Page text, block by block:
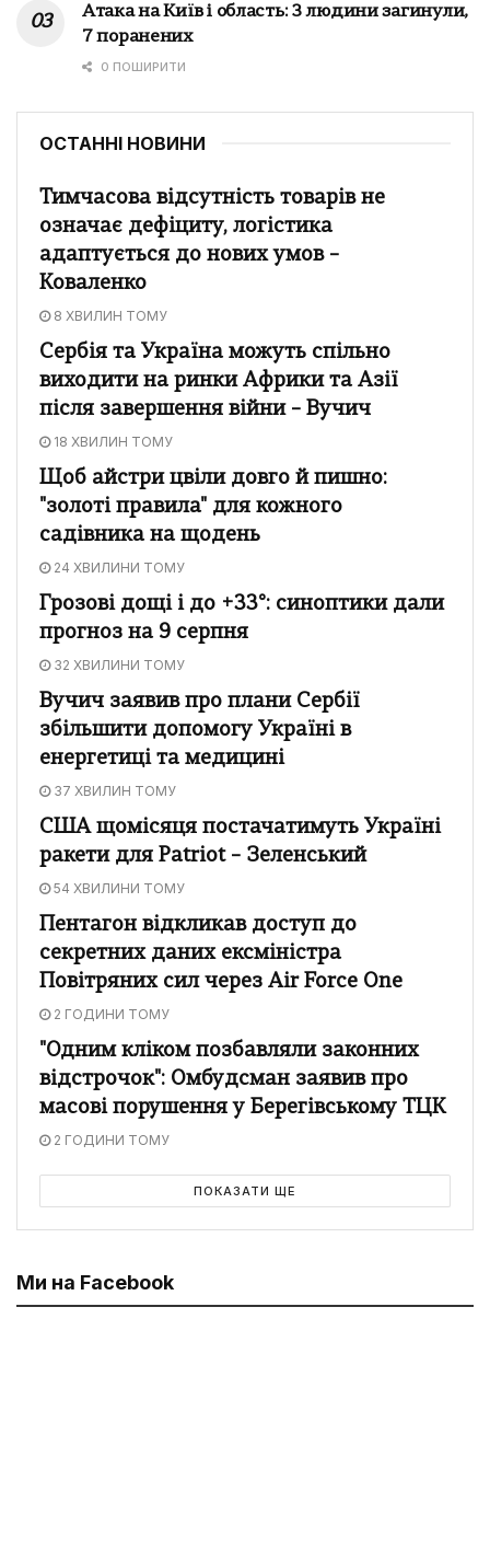
Атака на Київ і область: 3 людини загинули,
7 поранених
0 ПОШИРИТИ
ОСТАННІ НОВИНИ
Тимчасова відсутність товарів не
означає дефіциту, логістика
адаптується до нових умов –
Коваленко
8 ХВИЛИН ТОМУ
Сербія та Україна можуть спільно
виходити на ринки Африки та Азії
після завершення війни – Вучич
18 ХВИЛИН ТОМУ
Щоб айстри цвіли довго й пишно:
"золоті правила" для кожного
садівника на щодень
24 ХВИЛИНИ ТОМУ
Грозові дощі і до +33°: синоптики дали
прогноз на 9 серпня
32 ХВИЛИНИ ТОМУ
Вучич заявив про плани Сербії
збільшити допомогу Україні в
енергетиці та медицині
37 ХВИЛИН ТОМУ
США щомісяця постачатимуть Україні
ракети для Patriot – Зеленський
54 ХВИЛИНИ ТОМУ
Пентагон відкликав доступ до
секретних даних ексміністра
Повітряних сил через Air Force One
2 ГОДИНИ ТОМУ
"Одним кліком позбавляли законних
відстрочок": Омбудсман заявив про
масові порушення у Берегівському ТЦК
2 ГОДИНИ ТОМУ
ПОКАЗАТИ ЩЕ
Ми на Facebook